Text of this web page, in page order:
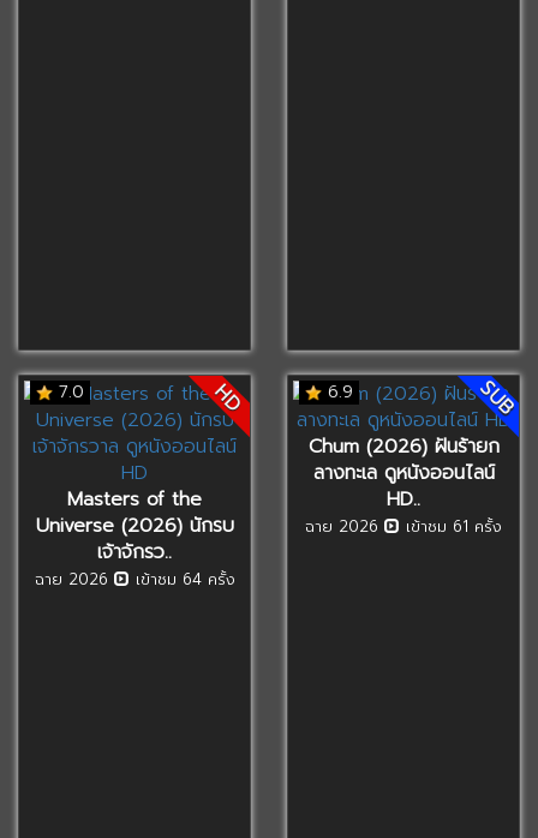
7.0 HD
Masters of the
Universe (2026) นักรบ
เจ้าจักรว..
ฉาย 2026 เข้าชม 64 ครั้ง
6.9 SUB
Chum (2026) ฝันร้ายก
ลางทะเล ดูหนังออนไลน์
HD..
ฉาย 2026 เข้าชม 61 ครั้ง